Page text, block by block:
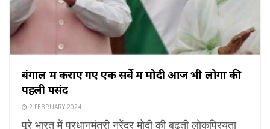
बंगाल में कराए गए एक सर्वे में मोदी आज भी लोगों की
पहली पसंद
2 FEBRUARY 2024
पूरे भारत में प्रधानमंत्री नरेंद्र मोदी की बढ़ती लोकप्रियता